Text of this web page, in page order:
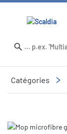
Catégories
Slide 1 of 1